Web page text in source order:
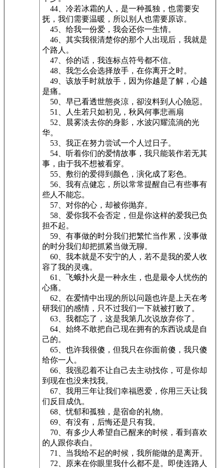
44、冷若冰霜的人，是一种孤独，也需要安
抚，我们需要温暖，所以别人也需要原谅。
45、给我一份爱，我会还你一生情。
46、其实我很清楚你的那个人出现后，我就是
个路人。
47、伱的话，我连标点符号都不信。
48、我怎么会选择放手，在你离开之时。
49、该放手时就放手，因为你越是了解，心越
是痛。
50、早已看透世態炎涼，卻沒料到人心險惡。
51、人生若只如初见，秋风何事悲画扇
52、晨雾淡去你的身影，水波闪耀流淌的光
华。
53、我正在努力尝试一个人过日子。
54、听着你们的爱情故事，我只能装作若无其
事，由于我不想被看穿。
55、敷衍的爱得到颜色，演化成了彩色。
56、我有点健忘，所以常常提醒自己有些事有
些人不能忘。
57、对你的心，却被你抛弃。
58、爱你我不会否定，但是你这样的爱我已负
担不起。
59、有事做的时分我们把繁忙当作累，没事做
的时分我们却把抓紧当做无聊。
60、我本就是不安宁的人，若不是我的爱人收
容了我的灵魂。
61、飞蛾扑火是一种永生，也是最令人忧伤的
心痛。
62、在爱情中出现的所以问题也许是上天在考
研我们的感情，只不过我们一下就被打败了。
63、我都忘了，这是我第几次说放弃你了。
64、始终不敢把自己现在拥有的东西说成是自
己的。
65、也许我很傻，但我只在你面前傻，我只傻
给你一人。
66、我强忍着不让自己去主动找你，可是你却
到现在也没来找我。
67、我用三年让我们幸福恩爱，你用三天让我
们反目成仇。
68、忧郁和孤独，是宿命的礼物。
69、有没有，后悔还是只有我。
70、有多少人希望自己醒来的时候，看到喜欢
的人跟你表白。
71、当我给不起的时候，我所能做的是离开。
72、原来在你眼里我什么都不是。即使连路人